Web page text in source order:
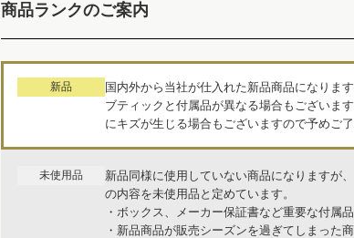
商品ランクのご案内
新品
国内外から当社が仕入れた新品商品になりま
ブティックと付属品が異なる場合もございま
にキズが生じる場合もございますので予めご了
未使用品
新品同様に使用していない商品になりますが
の内容を未使用品と定めています。
・ボックス、メーカー保証書など重要な付属
・新品商品が販売シーズンを過ぎてしまった商